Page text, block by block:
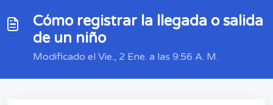
Cómo registrar la llegada o salida
de un niño
Modificado el Vie., 2 Ene. a las 9:56 A. M.